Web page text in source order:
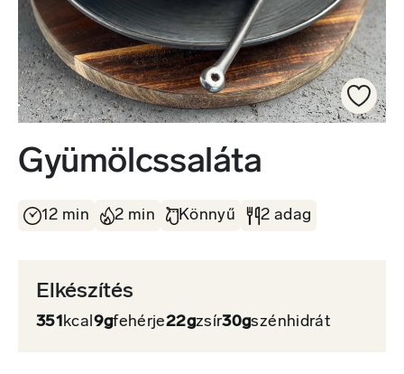
Gyümölcssaláta
12 min 2 min Könnyű 2 adag
Elkészítés
351kcal9gfehérje22gzsír30gszénhidrát